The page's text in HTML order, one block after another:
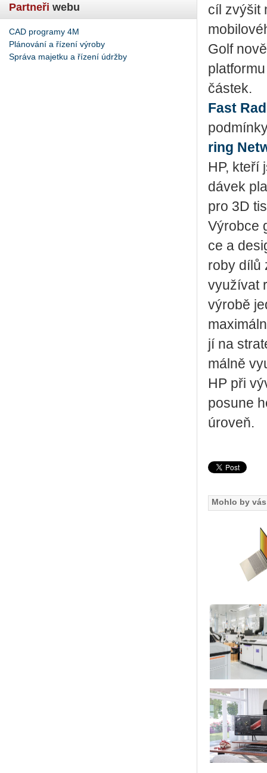
Partneři webu
CAD programy 4M
Plánování a řízení výroby
Správa majetku a řízení údržby
cíl zvý­šit
Golf
čás­tek.
Fast
ring
HP, kteří
dá­vek
pro 3D
Vý­rob­ce
ce a
ro­by dílů
vy­u­ží­vat
vý­ro­bě
jí na
mál­ně
HP při
po­su­ne
úroveň.
Mohlo by